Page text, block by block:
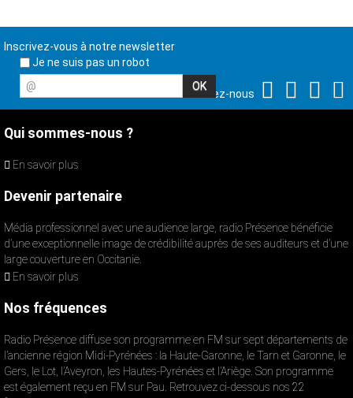
Inscrivez-vous à notre newsletter
Je ne suis pas un robot
@
Suivez-nous
Qui sommes-nous ?
En savoir plus
Devenir partenaire
Média professionnel avec une audience large, radio Présence bénéficie
d’une exceptionnelle image de crédibilité auprès de ses auditeurs et d’une
large couverture en Occitanie.
En savoir plus
Nos fréquences
Radio Présence diffuse son programme en FM sur sept départements de
l’ancienne région Midi-Pyrénées : la Haute-Garonne, le Tarn et Garonne, le
Gers, le Lot, l’Aveyron, les Hautes-Pyrénées et l’Ariège. Son programme
est également reçu en FM sur Pau. Retrouvez ci-dessous nos 22